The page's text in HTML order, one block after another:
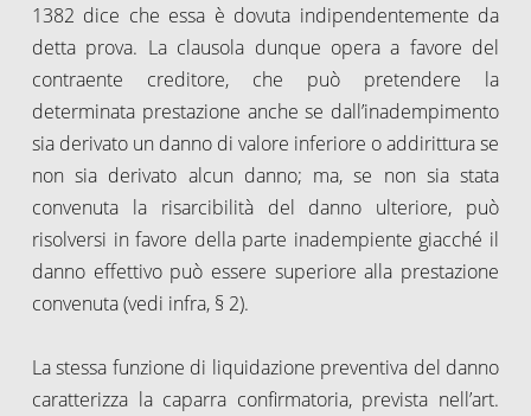
1382 dice che essa è dovuta indipendentemente da
detta prova. La clausola dunque opera a favore del
contraente creditore, che può pretendere la
determinata prestazione anche se dall’inadempimento
sia derivato un danno di valore inferiore o addirittura se
non sia derivato alcun danno; ma, se non sia stata
convenuta la risarcibilità del danno ulteriore, può
risolversi in favore della parte inadempiente giacché il
danno effettivo può essere superiore alla prestazione
convenuta (vedi infra, § 2).
La stessa funzione di liquidazione preventiva del danno
caratterizza la caparra confirmatoria, prevista nell’art.